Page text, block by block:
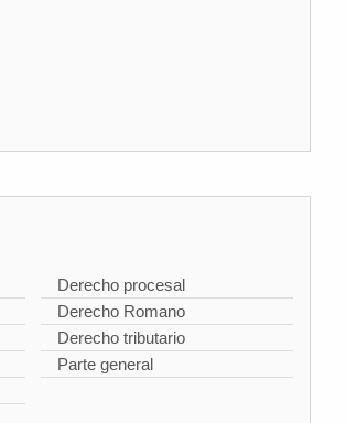
Derecho procesal
Derecho Romano
Derecho tributario
Parte general